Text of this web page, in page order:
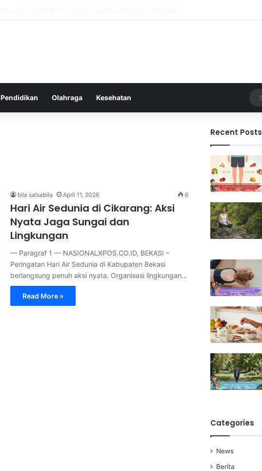
Pendidikan Olahraga Kesehatan
bila salsabila April 11, 2026 6
Hari Air Sedunia di Cikarang: Aksi
Nyata Jaga Sungai dan
Lingkungan
— Paragraf 1 — NASIONALXPOS.CO.ID, BEKASI –
Peringatan Hari Air Sedunia di Kabupaten Bekasi
berlangsung penuh aksi nyata. Organisasi lingkungan…
Read More »
Recent Posts
Categories
News
Berita